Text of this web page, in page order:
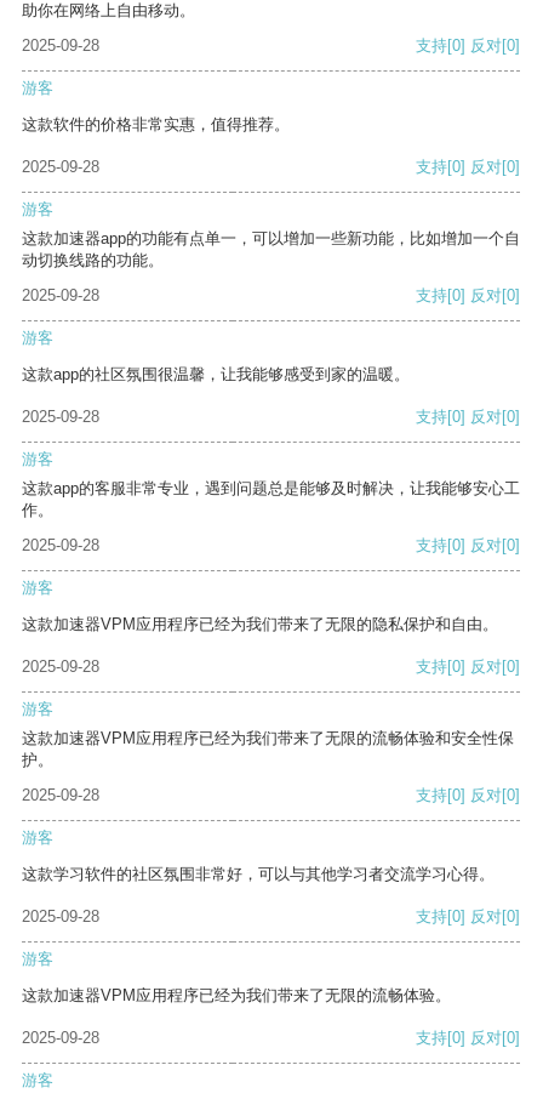
助你在网络上自由移动。
2025-09-28
支持[0] 反对[0]
游客
这款软件的价格非常实惠，值得推荐。
2025-09-28 支持[0] 反对[0]
游客
这款加速器app的功能有点单一，可以增加一些新功能，比如增加一个自
动切换线路的功能。
2025-09-28
支持[0] 反对[0]
游客
这款app的社区氛围很温馨，让我能够感受到家的温暖。
2025-09-28 支持[0] 反对[0]
游客
这款app的客服非常专业，遇到问题总是能够及时解决，让我能够安心工
作。
2025-09-28
支持[0] 反对[0]
游客
这款加速器VPM应用程序已经为我们带来了无限的隐私保护和自由。
2025-09-28 支持[0] 反对[0]
游客
这款加速器VPM应用程序已经为我们带来了无限的流畅体验和安全性保
护。
2025-09-28
支持[0] 反对[0]
游客
这款学习软件的社区氛围非常好，可以与其他学习者交流学习心得。
2025-09-28 支持[0] 反对[0]
游客
这款加速器VPM应用程序已经为我们带来了无限的流畅体验。
2025-09-28 支持[0] 反对[0]
游客